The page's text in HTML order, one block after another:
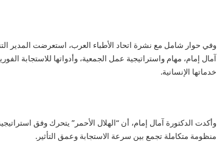
وفي حوار شامل مع نشرة اتحاد الأطباء العرب، استعرضت المدير
آمال إمام، مهام واستراتيجية عمل الجمعية، وأدواتها للاستجابة
خدماتها الإنسانية.
وأكدت الدكتورة آمال إمام، أن “الهلال الأحمر” يتحرك وفق
منظومة متكاملة تجمع بين سرعة الاستجابة وعمق التأثير.